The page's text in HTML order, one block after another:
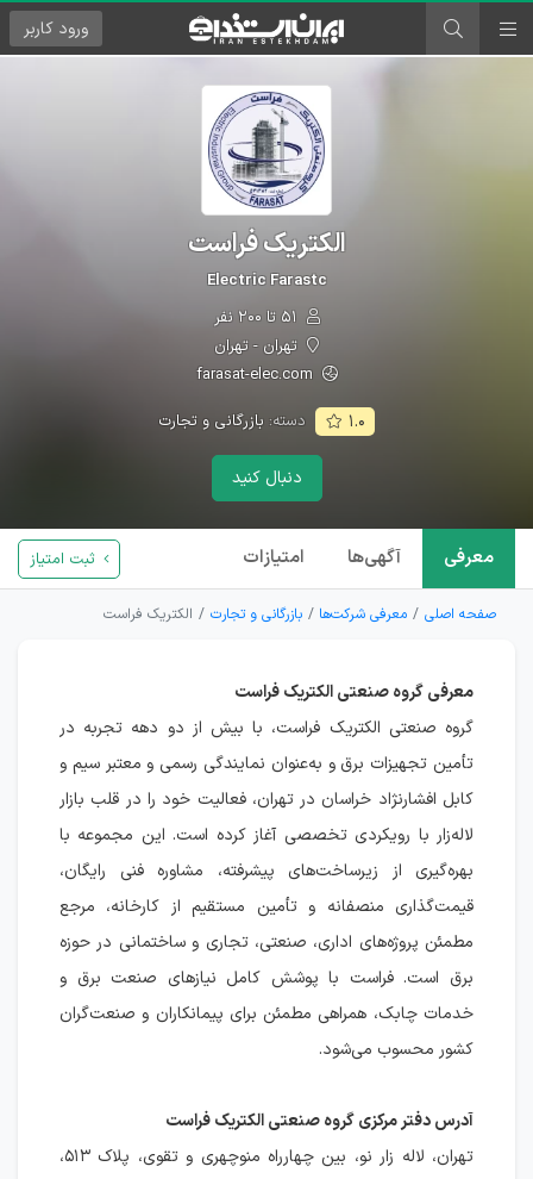
ورود کاربر
الكتريک فراست
Electric Farastc
تهران - تهران
farasat-elec.com
۱.۰ دسته: بازرگانی و تجارت
دنبال کنید
معرفی آگهی‌ها امتیازات ثبت امتیاز
صفحه اصلی معرفی شرکت‌ها بازرگانی و تجارت الكتريک فراست
معرفی گروه صنعتی الکتریک فراست
گروه صنعتی الکتریک فراست، با بیش از دو دهه تجربه در
تأمین تجهیزات برق و به‌عنوان نمایندگی رسمی و معتبر سیم و
کابل افشارنژاد خراسان در تهران، فعالیت خود را در قلب بازار
لاله‌زار با رویکردی تخصصی آغاز کرده است. این مجموعه با
بهره‌گیری از زیرساخت‌های پیشرفته، مشاوره فنی رایگان،
قیمت‌گذاری منصفانه و تأمین مستقیم از کارخانه، مرجع
مطمئن پروژه‌های اداری، صنعتی، تجاری و ساختمانی در حوزه
برق است. فراست با پوشش کامل نیازهای صنعت برق و
خدمات چابک، همراهی مطمئن برای پیمانکاران و صنعت‌گران
کشور محسوب می‌شود.
آدرس دفتر مرکزی گروه صنعتی الکتریک فراست
تهران، لاله زار نو، بین چهارراه منوچهری و تقوی، پلاک ۵۱۳،